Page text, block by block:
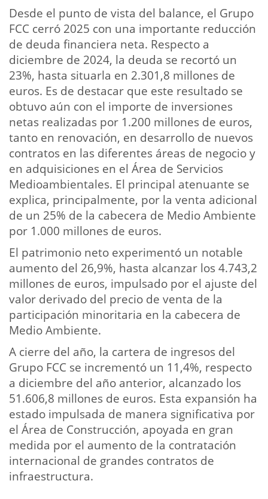
Desde el punto de vista del balance, el Grupo
FCC cerró 2025 con una importante reducción
de deuda financiera neta. Respecto a
diciembre de 2024, la deuda se recortó un
23%, hasta situarla en 2.301,8 millones de
euros. Es de destacar que este resultado se
obtuvo aún con el importe de inversiones
netas realizadas por 1.200 millones de euros,
tanto en renovación, en desarrollo de nuevos
contratos en las diferentes áreas de negocio y
en adquisiciones en el Área de Servicios
Medioambientales. El principal atenuante se
explica, principalmente, por la venta adicional
de un 25% de la cabecera de Medio Ambiente
por 1.000 millones de euros.
El patrimonio neto experimentó un notable
aumento del 26,9%, hasta alcanzar los 4.743,2
millones de euros, impulsado por el ajuste del
valor derivado del precio de venta de la
participación minoritaria en la cabecera de
Medio Ambiente.
A cierre del año, la cartera de ingresos del
Grupo FCC se incrementó un 11,4%, respecto
a diciembre del año anterior, alcanzado los
51.606,8 millones de euros. Esta expansión ha
estado impulsada de manera significativa por
el Área de Construcción, apoyada en gran
medida por el aumento de la contratación
internacional de grandes contratos de
infraestructura.